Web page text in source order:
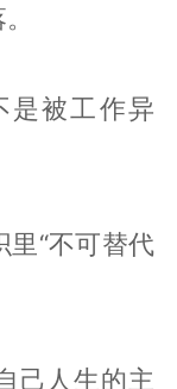
是被工作异
里“不可替代
己人生的主